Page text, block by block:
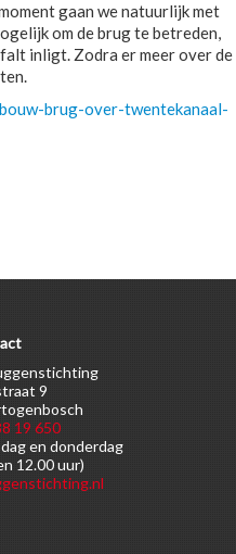
gaan we natuurlijk met
om de brug te betreden,
inligt. Zodra er meer over de
brug-over-twentekanaal-
9
19 650
en donderdag
12.00 uur)